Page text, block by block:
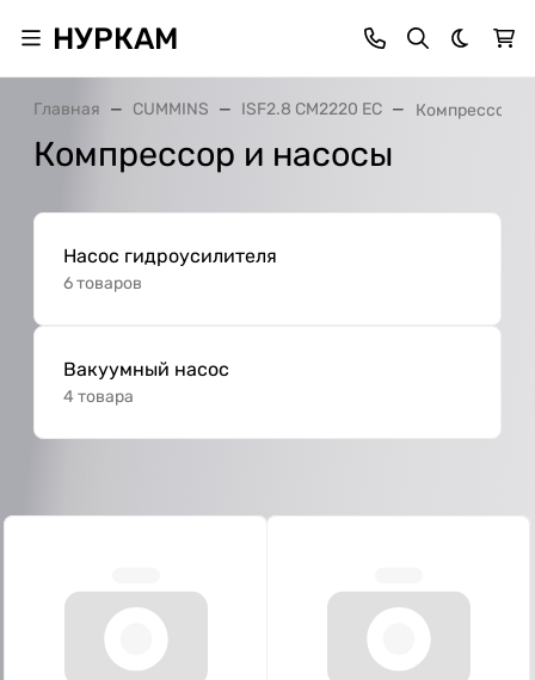
НУРКАМ Темная
Главная CUMMINS ISF2.8 CM2220 EC Компрессор и
Компрессор и насосы
Насос гидроусилителя
6 товаров
Вакуумный насос
4 товара